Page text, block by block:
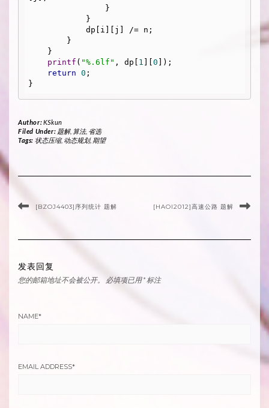
printf ( "%.6lf" , dp[ 1 0 ]);
return 0 ;
Author:KSkun
Filed Under: 题解, 算法, 省选
Tags: 状态压缩, 动态规划,期望
[BZOJ4403]序列统计 题解 [HAOI2012]高速公路 题解
发表回复
您的邮箱地址不会被公开。 必填项已用*标注
NAME*
EMAIL ADDRESS*